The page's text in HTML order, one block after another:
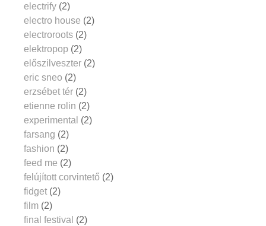
electrify (2)
electro house (2)
electroroots (2)
elektropop (2)
előszilveszter (2)
eric sneo (2)
erzsébet tér (2)
etienne rolin (2)
experimental (2)
farsang (2)
fashion (2)
feed me (2)
felújított corvintető (2)
fidget (2)
film (2)
final festival (2)